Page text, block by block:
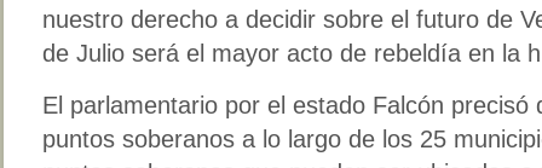
nuestro derecho a decidir sobre el futuro de
de Julio será el mayor acto de rebeldía en la
El parlamentario por el estado Falcón precisó
puntos soberanos a lo largo de los 25